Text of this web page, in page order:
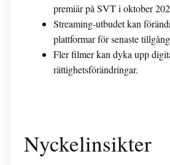
premiär på SVT i oktober
Streaming-utbudet kan
plattformar för senaste
Fler filmer kan dyka upp
rättighetsförändringar.
Nyckelinsikter